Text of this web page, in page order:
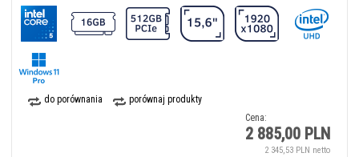
do porównania
porównaj produkty
Cena:
2 885,00 PLN
2 345,53 PLN netto